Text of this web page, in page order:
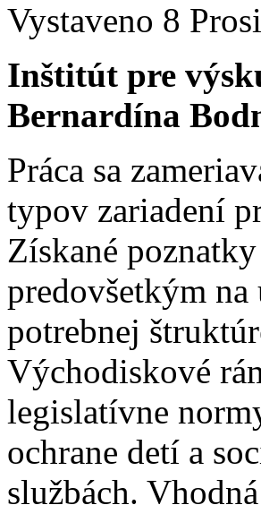
Vystaveno 8
Inštitút pre
Bernardína
Práca sa
typov zariadení
Získané
predovšetkým
potrebnej
Východiskové
legislatívne
ochrane detí a
službách.